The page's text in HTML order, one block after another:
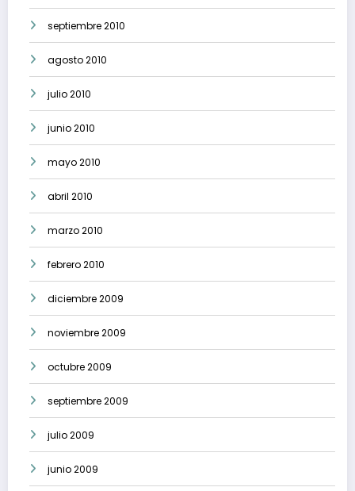
septiembre 2010
agosto 2010
julio 2010
junio 2010
mayo 2010
abril 2010
marzo 2010
febrero 2010
diciembre 2009
noviembre 2009
octubre 2009
septiembre 2009
julio 2009
junio 2009